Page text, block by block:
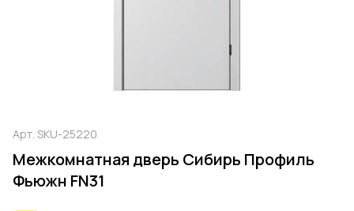
Арт. SKU-25220
Межкомнатная дверь Сибирь Профиль
Фьюжн FN31